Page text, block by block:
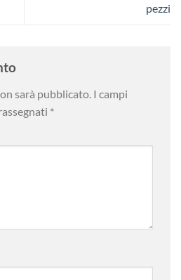
pezzi
sarà pubblicato. I campi
*